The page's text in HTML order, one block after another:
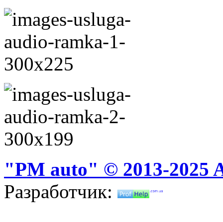
"PM auto" © 2013-2025
Разработчик: